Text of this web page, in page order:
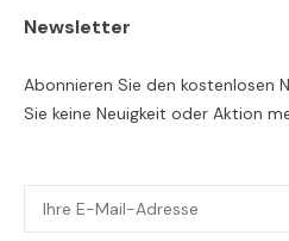
Newsletter
Abonnieren Sie den kostenlosen
Sie keine Neuigkeit oder Aktion